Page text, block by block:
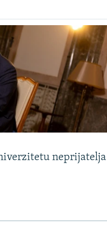
neprijatelja